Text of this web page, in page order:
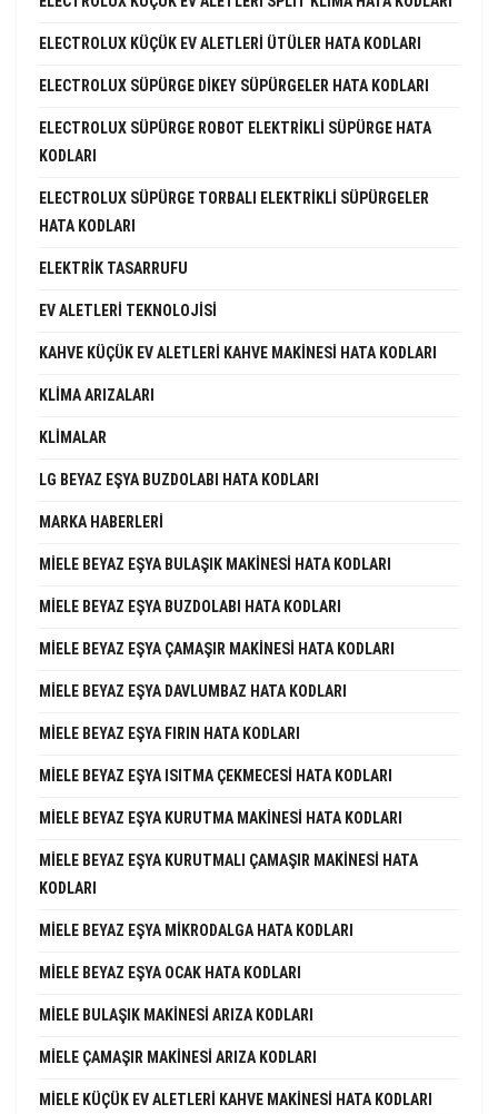
ELECTROLUX KÜÇÜK EV ALETLERI ÜTÜLER HATA KODLARI
ELECTROLUX SÜPÜRGE DIKEY SÜPÜRGELER HATA KODLARI
ELECTROLUX SÜPÜRGE ROBOT ELEKTRIKLI SÜPÜRGE HATA
KODLARI
ELECTROLUX SÜPÜRGE TORBALI ELEKTRIKLI SÜPÜRGELER
HATA KODLARI
ELEKTRIK TASARRUFU
EV ALETLERI TEKNOLOJISI
KAHVE KÜÇÜK EV ALETLERI KAHVE MAKINESI HATA KODLARI
KLIMA ARIZALARI
KLIMALAR
LG BEYAZ EŞYA BUZDOLABI HATA KODLARI
MARKA HABERLERI
MIELE BEYAZ EŞYA BULAŞIK MAKINESI HATA KODLARI
MIELE BEYAZ EŞYA BUZDOLABI HATA KODLARI
MIELE BEYAZ EŞYA ÇAMAŞIR MAKINESI HATA KODLARI
MIELE BEYAZ EŞYA DAVLUMBAZ HATA KODLARI
MIELE BEYAZ EŞYA FIRIN HATA KODLARI
MIELE BEYAZ EŞYA ISITMA ÇEKMECESI HATA KODLARI
MIELE BEYAZ EŞYA KURUTMA MAKINESI HATA KODLARI
MIELE BEYAZ EŞYA KURUTMALI ÇAMAŞIR MAKINESI HATA
KODLARI
MIELE BEYAZ EŞYA MIKRODALGA HATA KODLARI
MIELE BEYAZ EŞYA OCAK HATA KODLARI
MIELE BULAŞIK MAKINESI ARIZA KODLARI
MIELE ÇAMAŞIR MAKINESI ARIZA KODLARI
MIELE KÜÇÜK EV ALETLERI KAHVE MAKINESI HATA KODLARI